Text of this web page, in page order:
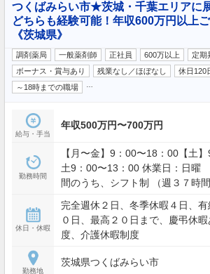
つくばみらい市★茨城・千葉エリアに
どちらも経験可能！年収600万円以上
《茨城県》
調剤薬局 一般薬剤師 正社員 600万以上
定期
ボーナス・賞与あり
残業なし／ほぼなし 休日120
～18時までの職場
給与・手当
年収500万円〜700万円
勤務時間
【月〜金】9：00〜18：00【土
土9：00〜13：00 休業日：日曜 祝祭日 上
間のうち、シフト制 （週３７時間
休日・休暇
完全週休２日、冬季休暇４日、有
０日、最高２０日まで、慶弔休
度、介護休暇制度
勤務地
茨城県つくばみらい市